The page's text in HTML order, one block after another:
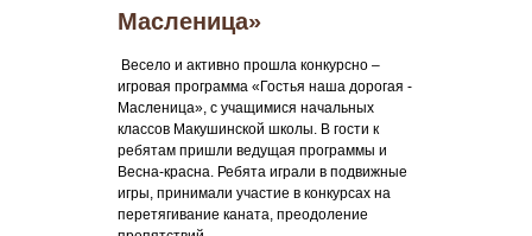
Масленица»
Весело и активно прошла конкурсно –
игровая программа «Гостья наша дорогая -
Масленица», с учащимися начальных
классов Макушинской школы. В гости к
ребятам пришли ведущая программы и
Весна-красна. Ребята играли в подвижные
игры, принимали участие в конкурсах на
перетягивание каната, преодоление